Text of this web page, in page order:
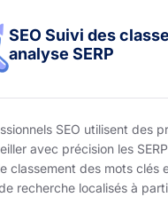
SEO Suivi des
analyse SERP
SEO utilisent des
avec précision les
classement des mots clés
recherche localisés à